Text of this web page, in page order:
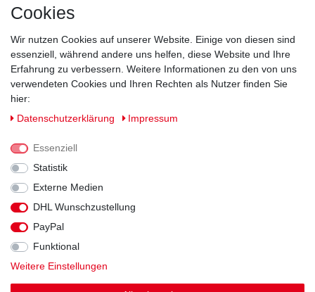
Widerrufs­recht
Cookies
Wir nutzen Cookies auf unserer Website. Einige von diesen sind
essenziell, während andere uns helfen, diese Website und Ihre
Erfahrung zu verbessern. Weitere Informationen zu den von uns
verwendeten Cookies und Ihren Rechten als Nutzer finden Sie
hier:
Daten­schutz­erklärung
Impressum
Essenziell
Statistik
Externe Medien
DHL Wunschzustellung
PayPal
Funktional
Weitere Einstellungen